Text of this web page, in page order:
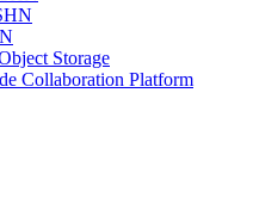
Storage
Collaboration Platform